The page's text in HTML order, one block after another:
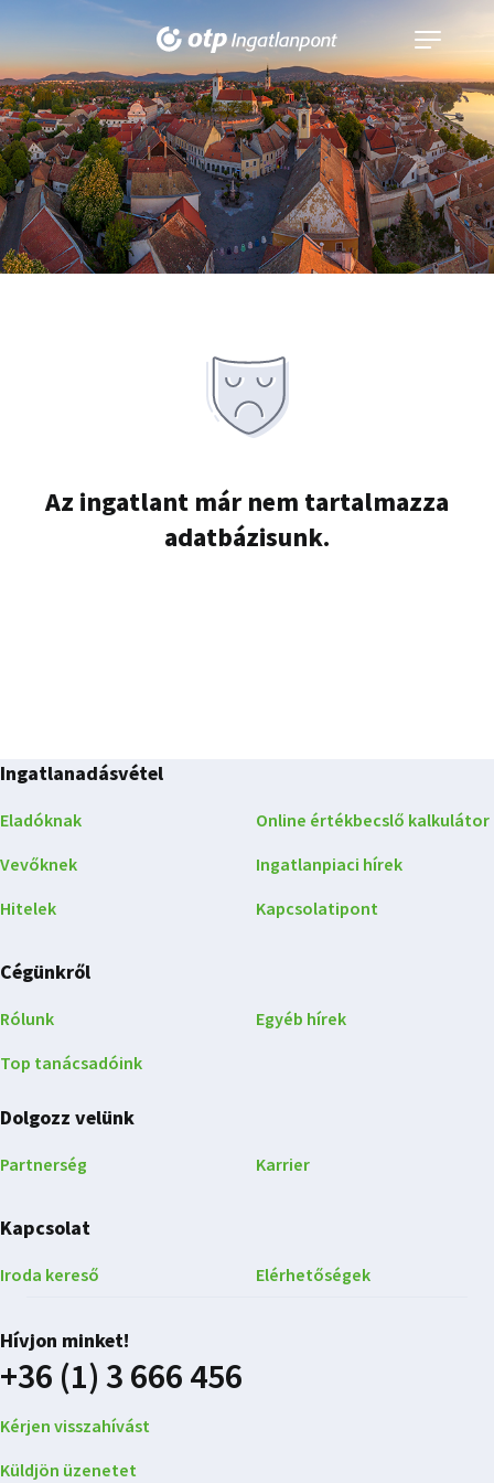
Navigáció
kinyitása
Az ingatlant már nem tartalmazza
adatbázisunk.
Ingatlanadásvétel
Eladóknak
Vevőknek
Hitelek
Online értékbecslő kalkulátor
Ingatlanpiaci hírek
Kapcsolatipont
Cégünkről
Rólunk
Top tanácsadóink
Egyéb hírek
Dolgozz velünk
Partnerség Karrier
Kapcsolat
Iroda kereső Elérhetőségek
Hívjon minket!
+36 (1) 3 666 456
Kérjen visszahívást
Küldjön üzenetet